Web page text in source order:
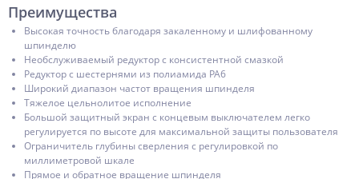
Преимущества
Высокая точность благодаря закаленному и шлифованному
шпинделю
Необслуживаемый редуктор с консистентной смазкой
Редуктор с шестернями из полиамида PA6
Широкий диапазон частот вращения шпинделя
Тяжелое цельнолитое исполнение
Большой защитный экран с концевым выключателем легко
регулируется по высоте для максимальной защиты пользователя
Ограничитель глубины сверления с регулировкой по
миллиметровой шкале
Прямое и обратное вращение шпинделя